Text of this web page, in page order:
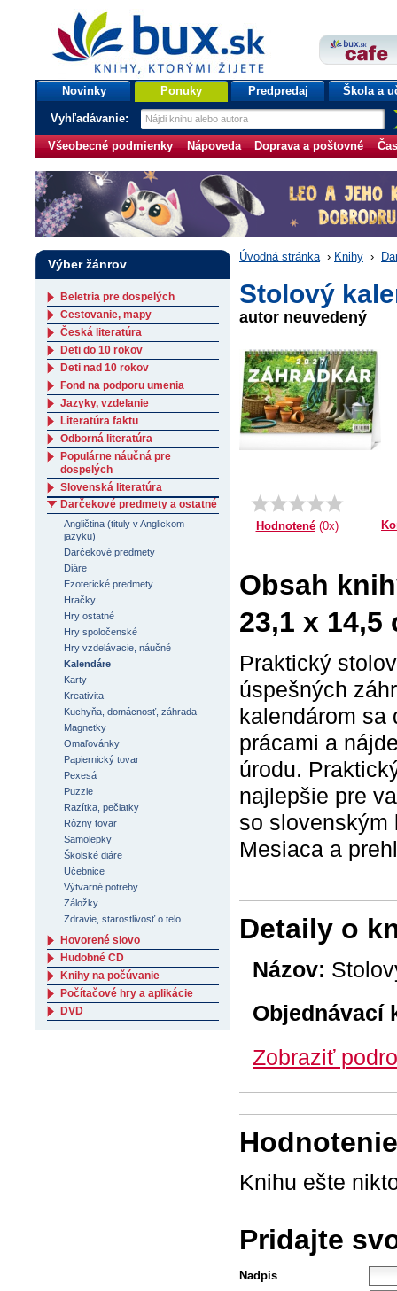
bux.sk
knihy, ktorými žijete
Úvodná stránka
Novinky Ponuky Predpredaj Škola a
Vyhľadávanie:
Všeobecné podmienky Nápoveda Doprava a poštovné
Úvodná stránka › Knihy ›
Stolový
autor neuvedený
Hodnotené(0x)
Obsah
23,1 x 14,5
Praktický
úspešných
kalendárom sa
prácami a
úrodu.
najlepšie pre
so slovenským
Mesiaca a
Detaily o
Názov:
Objednávací
Zobraziť
Knihu ešte
Pridajte
Nadpis
Výber žánrov
Beletria pre dospelých
Cestovanie, mapy
Česká literatúra
Deti do 10 rokov
Deti nad 10 rokov
Fond na podporu umenia
Jazyky, vzdelanie
Literatúra faktu
Odborná literatúra
Populárne náučná pre
dospelých
Slovenská literatúra
Darčekové predmety a ostatné
Angličtina (tituly v Anglickom
jazyku)
Darčekové predmety
Diáre
Ezoterické predmety
Hračky
Hry ostatné
Hry spoločenské
Hry vzdelávacie, náučné
Kalendáre
Karty
Kreativita
Kuchyňa, domácnosť, záhrada
Magnetky
Omaľovánky
Papiernický tovar
Pexesá
Puzzle
Razítka, pečiatky
Rôzny tovar
Samolepky
Školské diáre
Učebnice
Výtvarné potreby
Záložky
Zdravie, starostlivosť o telo
Hovorené slovo
Hudobné CD
Knihy na počúvanie
Počítačové hry a aplikácie
DVD